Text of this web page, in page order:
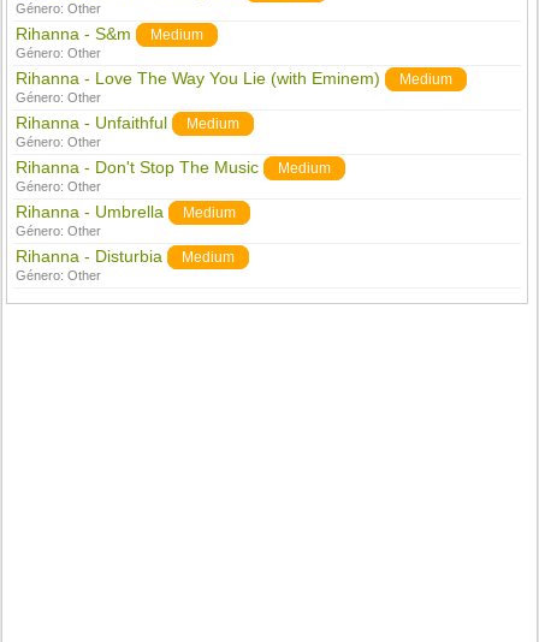
Género:Other
Rihanna - S&m Medium
Género:Other
Rihanna - Love The Way You Lie (with Eminem) Medium
Género:Other
Rihanna - Unfaithful Medium
Género:Other
Rihanna - Don't Stop The Music Medium
Género:Other
Rihanna - Umbrella Medium
Género:Other
Rihanna - Disturbia Medium
Género:Other